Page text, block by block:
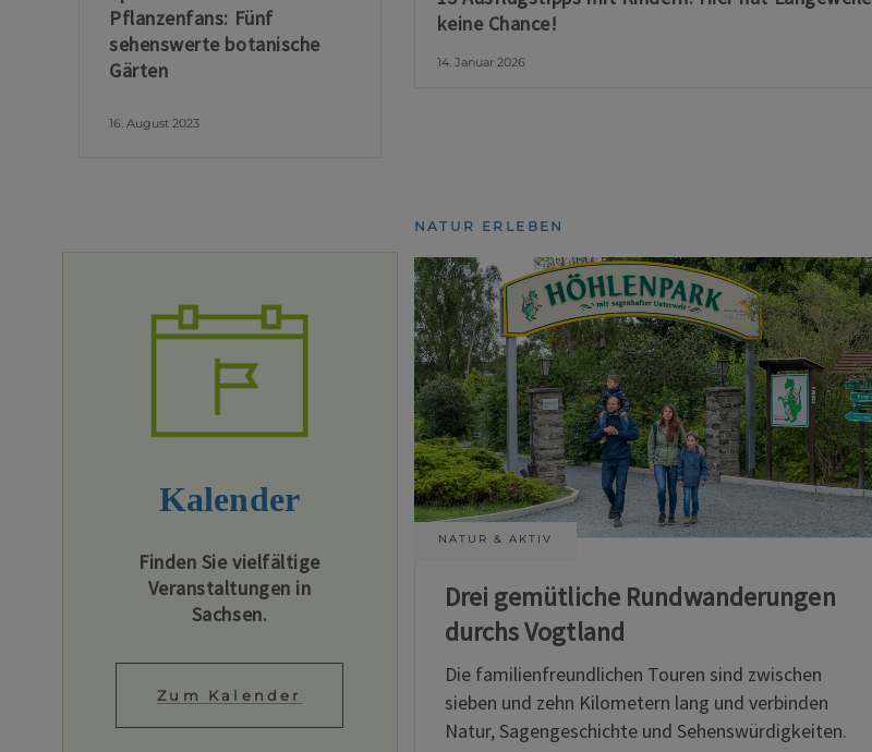
Pflanzenfans: Fünf
sehenswerte botanische
Gärten
16. August 2023
keine Chance!
14. Januar 2026
Kalender
Finden Sie vielfältige
Veranstaltungen in
Sachsen.
Zum Kalender
NATUR ERLEBEN
NATUR & AKTIV
Drei gemütliche Rundwanderungen
durchs Vogtland
Die familienfreundlichen Touren sind zwischen
sieben und zehn Kilometern lang und verbinden
Natur, Sagengeschichte und Sehenswürdigkeiten.